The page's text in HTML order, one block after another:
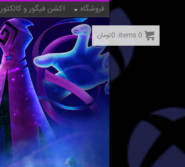
فروشگاه اکشن فیگور و کالکتور
0
items:
0تومان